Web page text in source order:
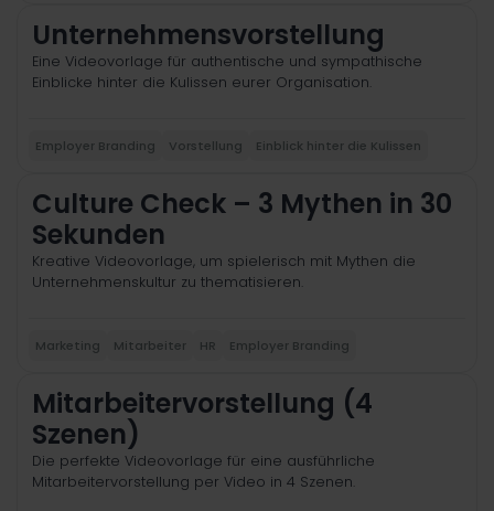
Unternehmensvorstellung
Eine Videovorlage für authentische und sympathische
Einblicke hinter die Kulissen eurer Organisation.
Employer Branding Vorstellung Einblick hinter die Kulissen
Culture Check – 3 Mythen in 30
Sekunden
Kreative Videovorlage, um spielerisch mit Mythen die
Unternehmenskultur zu thematisieren.
Marketing Mitarbeiter HR Employer Branding
Mitarbeitervorstellung (4
Szenen)
Die perfekte Videovorlage für eine ausführliche
Mitarbeitervorstellung per Video in 4 Szenen.